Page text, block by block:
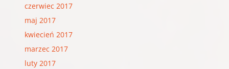
czerwiec 2017
maj 2017
kwiecień 2017
marzec 2017
luty 2017